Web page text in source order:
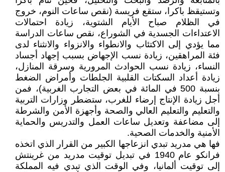
وتستيقظ باكرا، ستقع فريسة (نقص ساعات النوم، خروج
في الظلام صباح الأيام الشتوية، زيادة احتمالات
الاعتداءات الجسدية في الشوراع، نقص ساعات الدراسة
مما يؤدي إلى الاكتئاب والانطواء والانزواء والانثناء لدى
فئة المراهقين، زيادة نسب الإجهاض بسبب إجهاد أجساد
النساء، زيادة نسب الحوادث المرورية وسرقة المنازل،
زيادة أعداد السكتات القلبية الجلطات وأمراض الضغط
بنسبة 500 في المائة في بعض التجارب الغربية)، فمن
أجل زيادة الإنتاج إرضاء للغرب، ستضطر وزارات التربية
والتعليم والتعليم العالي والصحة وأجهزة الأمن والشرطة
إلى مضاعفة وتعديل ساعات العمل والتدريس والحماية
الأمنية والخدمات الصحية.
فها هي مدريد تبدي انزعاجها الكبير من القرار الذي اتخذه
فرانكو عام 1940 في تبديل توقيت مدريد من غرينتش
إلى توقيت ألمانيا، وفي الوقت الذي تبدي فيه المملكة